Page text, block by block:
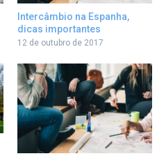
Intercâmbio na Espanha,
dicas importantes
12 de outubro de 2017